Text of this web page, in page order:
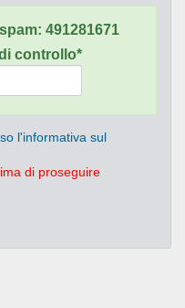
491281671
controllo*
l'informativa sul
di proseguire